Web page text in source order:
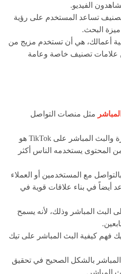
الفيديو.
تساعد المستخدم على رؤية
البحث.
أعمالك، هي أن تستخدم مزيج من
علامات تصنيف خاصة وعامة
مثل منصات التواصل
إن بث مقاطع الفيديو المباشرة والبث المباشر على TikTok هو
المحتوى يستخدمه الناس أكثر
مع المستخدمين أو العملاء
أيضاً في بناء علاقات قوية في
البث المباشر وذلك، لأنه يسمح
فهم كيفية البث المباشر على تيك
بالشكل الصحيح في تحقيق